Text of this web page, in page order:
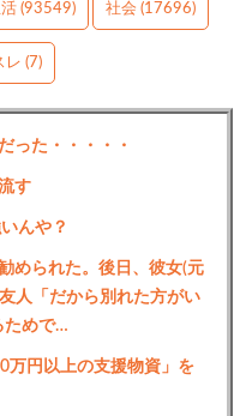
(93549) 社会 (17696)
レ (7)
った・・・・・
す
んや？
められた。後日、彼女(元
人「だから別れた方がい
ためで…
万円以上の支援物資」を